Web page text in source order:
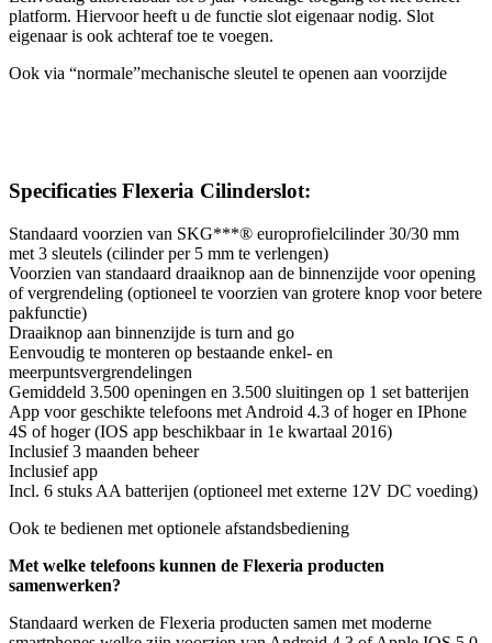
platform. Hiervoor heeft u de functie slot eigenaar nodig. Slot
eigenaar is ook achteraf toe te voegen.
Ook via “normale”mechanische sleutel te openen aan voorzijde
Specificaties Flexeria Cilinderslot:
Standaard voorzien van SKG***® europrofielcilinder 30/30 mm
met 3 sleutels (cilinder per 5 mm te verlengen)
Voorzien van standaard draaiknop aan de binnenzijde voor opening
of vergrendeling (optioneel te voorzien van grotere knop voor betere
pakfunctie)
Draaiknop aan binnenzijde is turn and go
Eenvoudig te monteren op bestaande enkel- en
meerpuntsvergrendelingen
Gemiddeld 3.500 openingen en 3.500 sluitingen op 1 set batterijen
App voor geschikte telefoons met Android 4.3 of hoger en IPhone
4S of hoger (IOS app beschikbaar in 1e kwartaal 2016)
Inclusief 3 maanden beheer
Inclusief app
Incl. 6 stuks AA batterijen (optioneel met externe 12V DC voeding)
Ook te bedienen met optionele afstandsbediening
Met welke telefoons kunnen de Flexeria producten
samenwerken?
Standaard werken de Flexeria producten samen met moderne